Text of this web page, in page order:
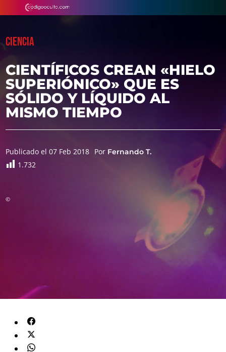
CIENCIA
CIENTÍFICOS CREAN «HIELO
SUPERIÓNICO» QUE ES
SÓLIDO Y LÍQUIDO AL
MISMO TIEMPO
Publicado el 07 Feb 2018 Por Fernando T.
1.732
©